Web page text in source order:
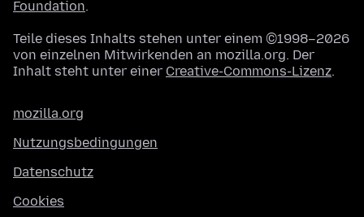
Foundation.
Teile dieses Inhalts stehen unter einem ©1998–2026
von einzelnen Mitwirkenden an mozilla.org. Der
Inhalt steht unter einer Creative-Commons-Lizenz.
mozilla.org
Nutzungsbedingungen
Datenschutz
Cookies